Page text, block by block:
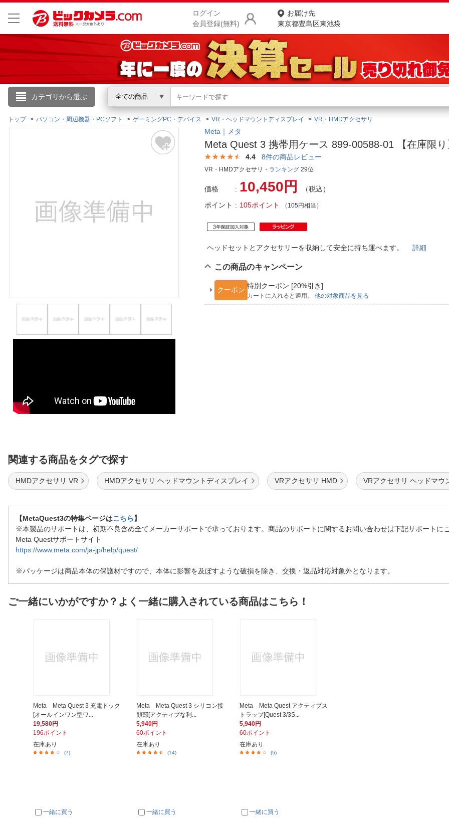
ログイン
会員登録(無料)
お届け先
東京都豊島区東池袋
カテゴリから選ぶ 全ての商品
こんにちは
ログイン
閲覧履歴
商品をさがす
ランキングからさがす
お客様サポート
ご利用ガイド
よくある質問・お問合せ
ご利用規約
トップ パソコン・周辺機器・PCソフト ゲーミングPC・デバイス VR・ヘッドマウントディスプレイ VR・HMDアクセサリ
Meta｜メタ
Meta Quest 3 携帯用ケース 899-00588-01 【在庫限り
4.4 8件の商品レビュー
VR・HMDアクセサリ・ ランキング 29位
価格 10,450円
（税込）
ポイント
105ポイント （105円相当）
ヘッドセットとアクセサリーを収納して安全に持ち運べます。詳細
この商品のキャンペーン
クーポン
特別クーポン [20%引き]
カートに入れると適用。他の対象商品を見る
関連する商品をタグで探す
HMDアクセサリ VR HMDアクセサリ ヘッドマウントディスプレイ VRアクセサリ HMD VRアクセサリ ヘッドマウ
【MetaQuest3の特集ページはこちら】
※本製品のサポートは、初期不良含め全てメーカーサポートで承っております。商品のサポートに関するお問い合わせは下記サポートに
Meta Questサポートサイト
https://www.meta.com/ja-jp/help/quest/
※パッケージは商品本体の保護材ですので、本体に影響を及ぼすような破損を除き、交換・返品対応対象外となります。
ご一緒にいかがですか？よく一緒に購入されている商品はこちら！
Meta Meta Quest 3 充電ドック
[オールインワン型ワ...
19,580円
196ポイント
在庫あり
(7)
一緒に買う
Meta Meta Quest 3 シリコン接
顔部[アクティブな利...
5,940円
60ポイント
在庫あり
(14)
一緒に買う
Meta Meta Quest アクティブス
トラップ[Quest 3/3S...
5,940円
60ポイント
在庫あり
(5)
一緒に買う